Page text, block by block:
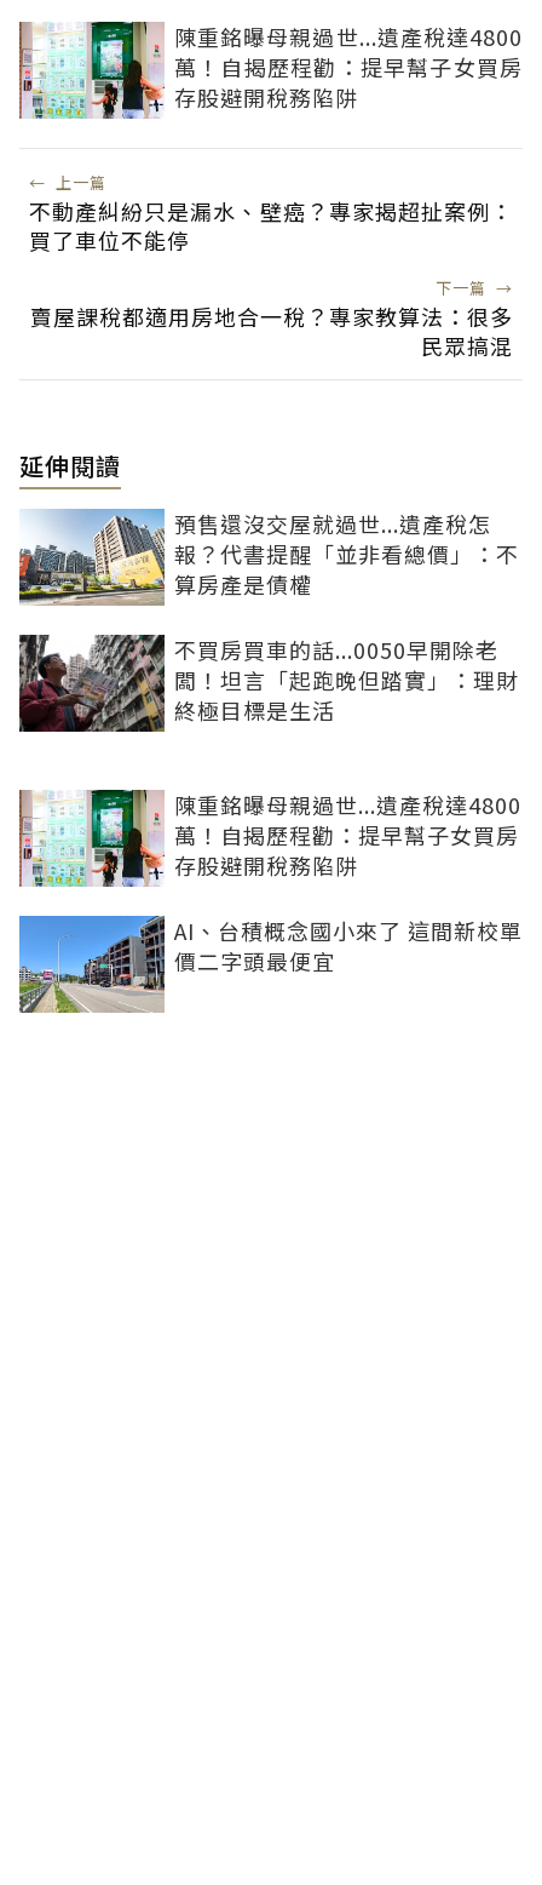
陳重銘曝母親過世...遺產稅達4800
萬！自揭歷程勸：提早幫子女買房
存股避開稅務陷阱
← 上一篇
不動產糾紛只是漏水、壁癌？專家揭超扯案例：
買了車位不能停
下一篇 →
賣屋課稅都適用房地合一稅？專家教算法：很多
民眾搞混
延伸閱讀
預售還沒交屋就過世...遺產稅怎
報？代書提醒「並非看總價」：不
算房產是債權
不買房買車的話...0050早開除老
闆！坦言「起跑晚但踏實」：理財
終極目標是生活
陳重銘曝母親過世...遺產稅達4800
萬！自揭歷程勸：提早幫子女買房
存股避開稅務陷阱
AI、台積概念國小來了 這間新校單
價二字頭最便宜